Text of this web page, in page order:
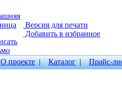
Версия для печати
Добавить в избранное
О проекте| Каталог| Прайс-